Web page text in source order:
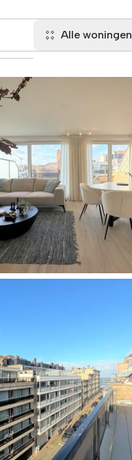
Alle woningen